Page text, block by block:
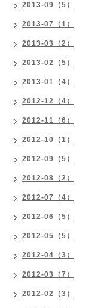
2013-09（5）
2013-07（1）
2013-03（2）
2013-02（5）
2013-01（4）
2012-12（4）
2012-11（6）
2012-10（1）
2012-09（5）
2012-08（2）
2012-07（4）
2012-06（5）
2012-05（5）
2012-04（3）
2012-03（7）
2012-02（3）